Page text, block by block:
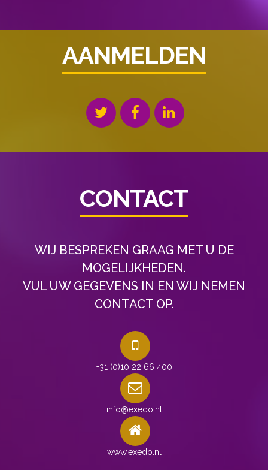
AANMELDEN
CONTACT
WIJ BESPREKEN GRAAG MET U DE
MOGELIJKHEDEN.
VUL UW GEGEVENS IN EN WIJ NEMEN
CONTACT OP.
+31 (0)10 22 66 400
info@exedo.nl
www.exedo.nl